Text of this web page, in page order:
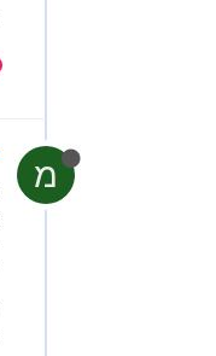
מ